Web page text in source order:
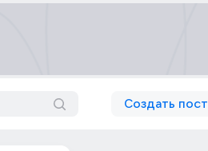
Создать пост